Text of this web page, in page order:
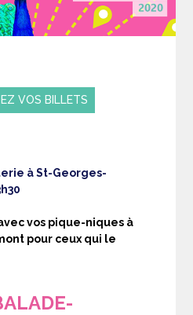
VOS BILLETS
à St-Georges-
vos pique-niques à
pour ceux qui le